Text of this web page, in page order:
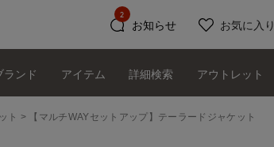
お知らせ
2
お気に入り
ランド アイテム 詳細検索 アウトレット
ト 【マルチWAYセットアップ】テーラードジャケット